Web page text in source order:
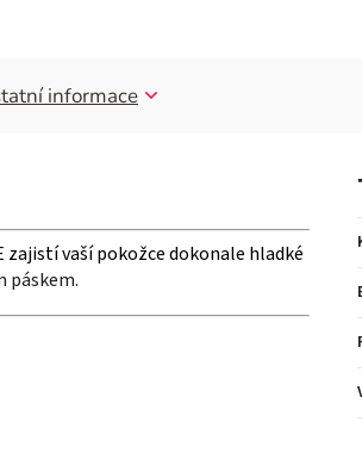
informace
vaší pokožce dokonale hladké
páskem.